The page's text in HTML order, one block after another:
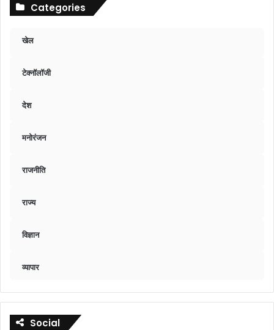
Categories
खेल
टेक्नॉलॉजी
देश
मनोरंजन
राजनीति
राज्य
विज्ञान
व्यापार
Social